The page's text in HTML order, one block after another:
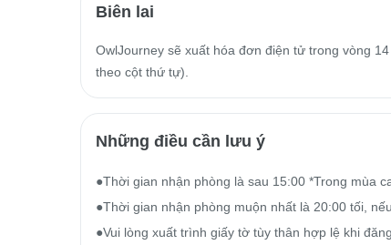
Biên lai
OwlJourney sẽ xuất hóa đơn điện tử trong vòng
theo cột thứ tự).
Những điều cần lưu ý
●Thời gian nhận phòng là sau 15:00 *Trong mùa
●Thời gian nhận phòng muộn nhất là 20:00 tối,
●Vui lòng xuất trình giấy tờ tùy thân hợp lệ khi